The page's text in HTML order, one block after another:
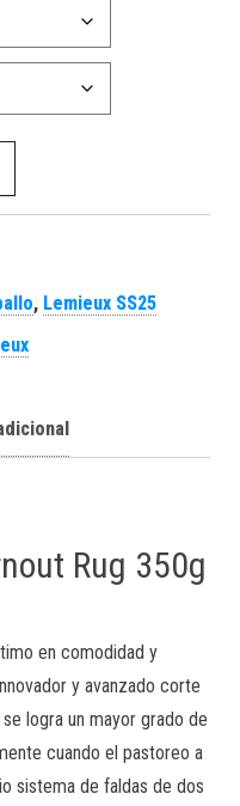
, Lemieux SS25
Rug 350g
en comodidad y
y avanzado corte
logra un mayor grado de
cuando el pastoreo a
sistema de faldas de dos